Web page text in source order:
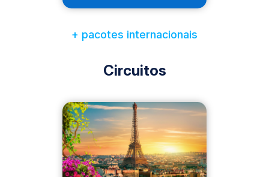
+ pacotes internacionais
Circuitos